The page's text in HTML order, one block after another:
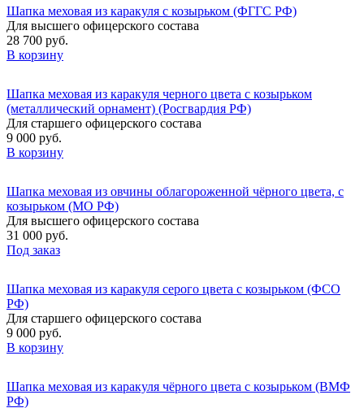
Шапка меховая из каракуля с козырьком (ФГГС РФ)
Для высшего офицерского состава
28 700 руб.
В корзину
Шапка меховая из каракуля черного цвета с козырьком
(металлический орнамент) (Росгвардия РФ)
Для старшего офицерского состава
9 000 руб.
В корзину
Шапка меховая из овчины облагороженной чёрного цвета, с
козырьком (МО РФ)
Для высшего офицерского состава
31 000 руб.
Под заказ
Шапка меховая из каракуля серого цвета с козырьком (ФСО
РФ)
Для старшего офицерского состава
9 000 руб.
В корзину
Шапка меховая из каракуля чёрного цвета с козырьком (ВМФ
РФ)